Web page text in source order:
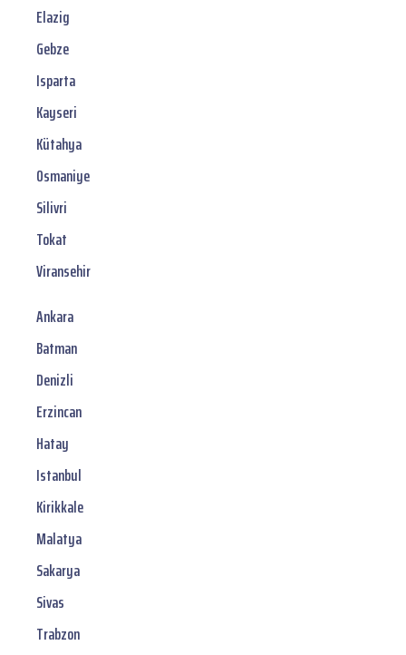
Elazig
Gebze
Isparta
Kayseri
Kütahya
Osmaniye
Silivri
Tokat
Viransehir
Ankara
Batman
Denizli
Erzincan
Hatay
Istanbul
Kirikkale
Malatya
Sakarya
Sivas
Trabzon